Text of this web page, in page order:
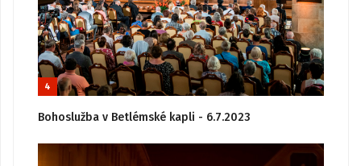
4
Bohoslužba v Betlémské kapli - 6.7.2023